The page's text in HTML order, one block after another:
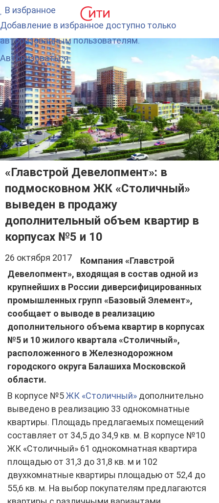
«Главстрой Девелопмент»: в
подмосковном ЖК «Столичный»
выведен в продажу
дополнительный объем квартир в
корпусах №5 и 10
26 октября 2017 Компания «Главстрой
Девелопмент», входящая в состав одной из
крупнейших в России диверсифицированных
промышленных групп «Базовый Элемент»,
сообщает о выводе в реализацию
дополнительного объема квартир в корпусах
№5 и 10 жилого квартала «Столичный»,
расположенного в Железнодорожном
городского округа Балашиха Московской
области.
В корпусе №5ЖК «Столичный» дополнительно
выведено в реализацию 33 однокомнатные
квартиры. Площадь предлагаемых помещений
составляет от 34,5 до 34,9 кв. м. В корпусе №10
ЖК «Столичный» 61 однокомнатная квартира
площадью от 31,3 до 31,8 кв. м и 102
двухкомнатные квартиры площадью от 52,4 до
55,6 кв. м. На выбор покупателям предлагаются
В избранное
Добавление в избранное доступно только
авторизованным пользователям.
Авторизоваться